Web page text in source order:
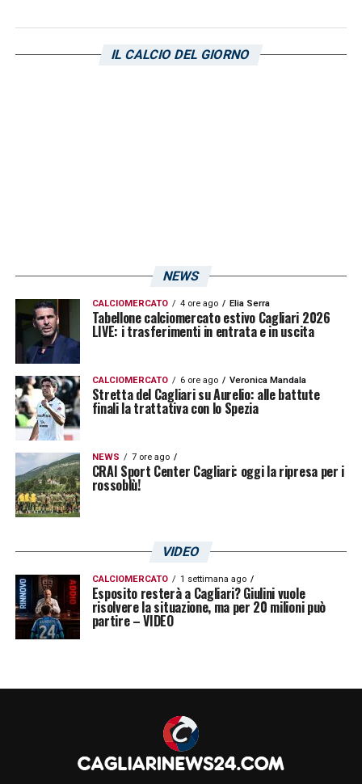
contro i granata.Ranierifarà attenzione
IL CALCIO DEL GIORNO
NEWS
CALCIOMERCATO 4 ore ago Elia Serra
Tabellone calciomercato estivo Cagliari 2026
LIVE: i trasferimenti in entrata e in uscita
CALCIOMERCATO 6 ore ago Veronica Mandala
Stretta del Cagliari su Aurelio: alle battute
finali la trattativa con lo Spezia
NEWS 7 ore ago
CRAI Sport Center Cagliari: oggi la ripresa per i
rossoblù!
VIDEO
CALCIOMERCATO 1 settimana ago
Esposito resterà a Cagliari? Giulini vuole
risolvere la situazione, ma per 20 milioni può
partire – VIDEO